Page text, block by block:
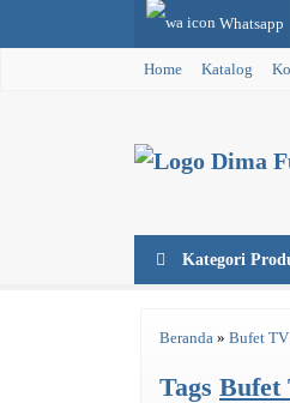
Whatsapp
Home Katalog
Kategori
Beranda » Bufet
Tags Bufet